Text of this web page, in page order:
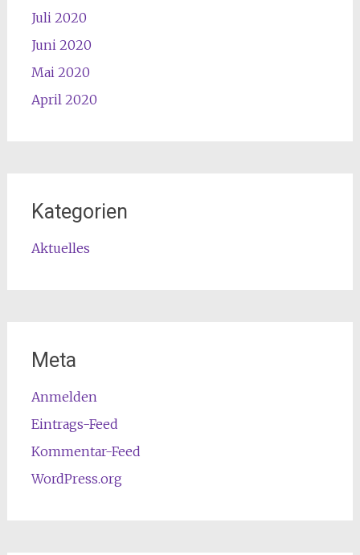
Juli 2020
Juni 2020
Mai 2020
April 2020
Kategorien
Aktuelles
Meta
Anmelden
Eintrags-Feed
Kommentar-Feed
WordPress.org